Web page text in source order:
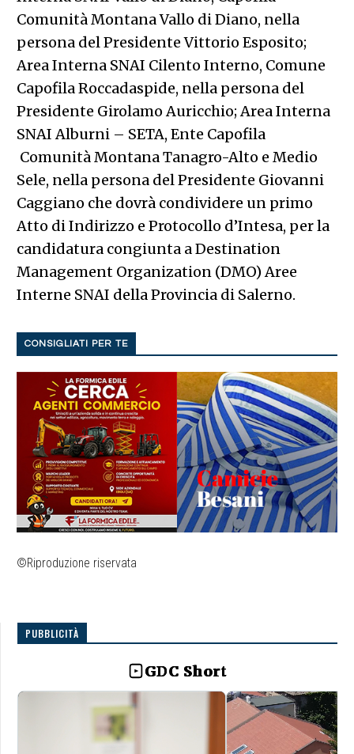
Comunità Montana Vallo di Diano, nella
persona del Presidente Vittorio Esposito;
Area Interna SNAI Cilento Interno, Comune
Capofila Roccadaspide, nella persona del
Presidente Girolamo Auricchio; Area Interna
SNAI Alburni – SETA, Ente Capofila
Comunità Montana Tanagro-Alto e Medio
Sele, nella persona del Presidente Giovanni
Caggiano che dovrà condividere un primo
Atto di Indirizzo e Protocollo d’Intesa, per la
candidatura congiunta a Destination
Management Organization (DMO) Aree
Interne SNAI della Provincia di Salerno.
CONSIGLIATI PER TE
©Riproduzione riservata
PUBBLICITÀ
GDC Short